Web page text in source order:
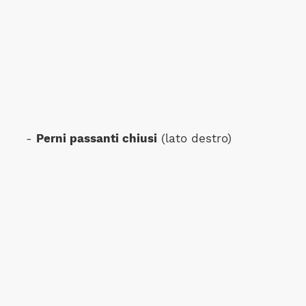
- Perni passanti chiusi(lato destro)